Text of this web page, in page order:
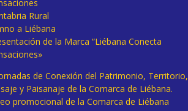
Rural
a Liébana
de la Marca “Liébana Conecta
de Conexión del Patrimonio, Territorio,
y Paisanaje de la Comarca de Liébana.
promocional de la Comarca de Liébana